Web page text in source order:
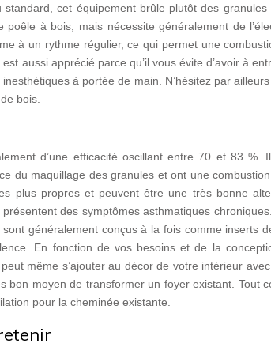
cet équipement brûle plutôt des granules
à bois, mais nécessite généralement de
à un rythme régulier, ce qui permet une
aussi apprécié parce qu’il vous évite d’avoir à
à portée de main. N’hésitez par
bois.
d’une efficacité oscillant entre 70 et 83 %.
du maquillage des granules et ont une
plus propres et peuvent être une très bonne
des symptômes asthmatiques
généralement conçus à la fois comme inserts
En fonction de vos besoins et de la
même s’ajouter au décor de votre intérieur avec
moyen de transformer un foyer existant. Tout
pour la cheminée existante.